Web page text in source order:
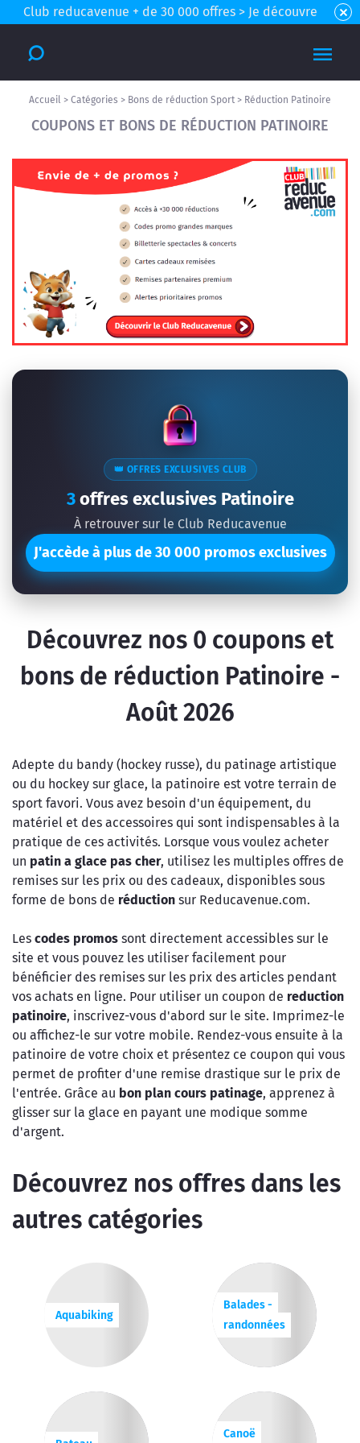
Club reducavenue + de 30 000 offres > Je découvre
Accueil > Catégories > Bons de réduction Sport > Réduction Patinoire
COUPONS ET BONS DE RÉDUCTION PATINOIRE
👑 OFFRES EXCLUSIVES CLUB
3offres exclusives Patinoire
À retrouver sur le Club Reducavenue
J'accède à plus de 30 000 promos exclusives
Découvrez nos 0 coupons et
bons de réduction Patinoire -
Août 2026
Adepte du bandy (hockey russe), du patinage artistique
ou du hockey sur glace, la patinoire est votre terrain de
sport favori. Vous avez besoin d'un équipement, du
matériel et des accessoires qui sont indispensables à la
pratique de ces activités. Lorsque vous voulez acheter
un patin a glace pas cher, utilisez les multiples offres de
remises sur les prix ou des cadeaux, disponibles sous
forme de bons de réduction sur Reducavenue.com.
Les codes promos sont directement accessibles sur le
site et vous pouvez les utiliser facilement pour
bénéficier des remises sur les prix des articles pendant
vos achats en ligne. Pour utiliser un coupon de reduction
patinoire, inscrivez-vous d'abord sur le site. Imprimez-le
ou affichez-le sur votre mobile. Rendez-vous ensuite à la
patinoire de votre choix et présentez ce coupon qui vous
permet de profiter d'une remise drastique sur le prix de
l'entrée. Grâce au bon plan cours patinage, apprenez à
glisser sur la glace en payant une modique somme
d'argent.
Découvrez nos offres dans les
autres catégories
Aquabiking
Balades -
randonnées
Canoë